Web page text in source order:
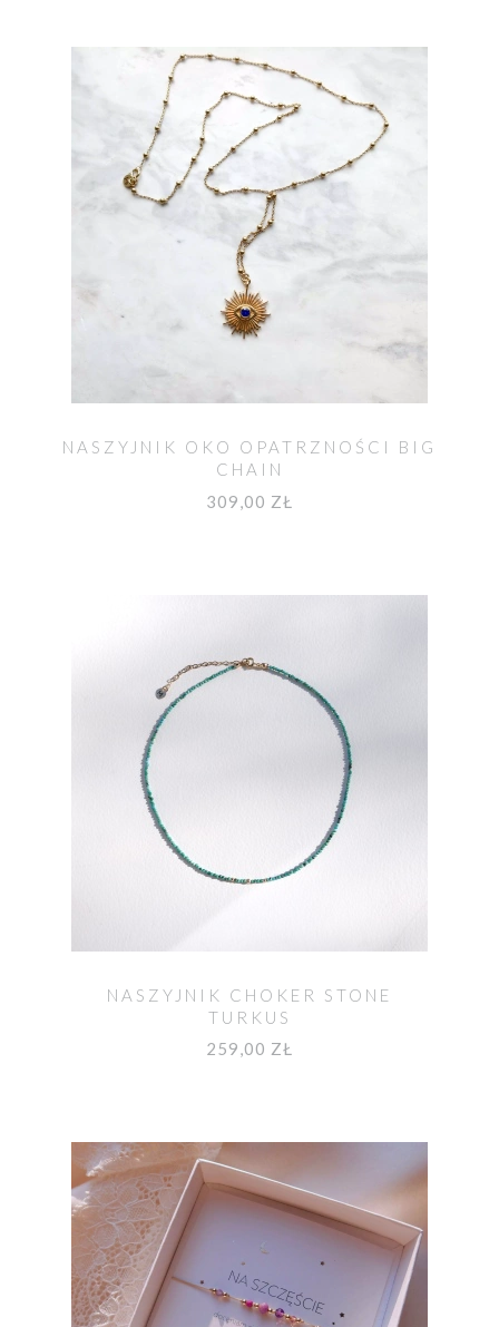
NASZYJNIK OKO OPATRZNOŚCI BIG
CHAIN
309,00 ZŁ
NASZYJNIK CHOKER STONE
TURKUS
259,00 ZŁ